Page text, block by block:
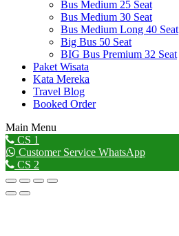
Bus Medium 25 Seat
Bus Medium 30 Seat
Bus Medium Long 40 Seat
Big Bus 50 Seat
BIG Bus Premium 32 Seat
Paket Wisata
Kata Mereka
Travel Blog
Booked Order
Main Menu
Go
to
Top
CS 1
Customer Service WhatsApp
CS 2